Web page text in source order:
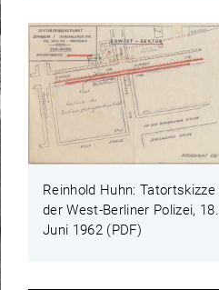
Reinhold Huhn: Tatortskizze
der West-Berliner Polizei, 18.
Juni 1962 (PDF)